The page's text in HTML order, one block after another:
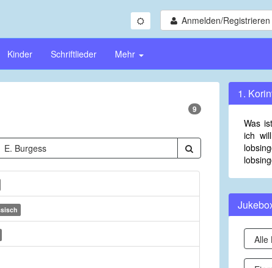
Anmelden/Registrieren
Kinder Schriftlieder Mehr
9
1.
Was
ich